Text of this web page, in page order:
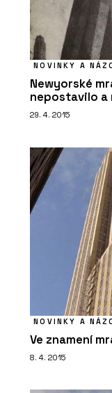
NOVINKY A
Newyorské
nepostavilo a
29. 4. 2015
NOVINKY A
Ve znamení
8. 4. 2015